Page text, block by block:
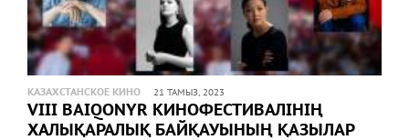
КАЗАХСТАНСКОЕ КИНО 21 ТАМЫЗ, 2023
VIII BAIQONYR КИНОФЕСТИВАЛІНІҢ
ХАЛЫҚАРАЛЫҚ БАЙҚАУЫНЫҢ ҚАЗЫЛАР